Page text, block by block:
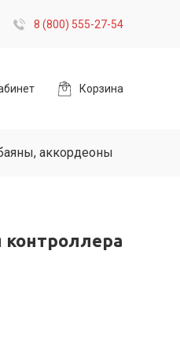
8 (800) 555-27-54
Корзина
аккордеоны
контроллера